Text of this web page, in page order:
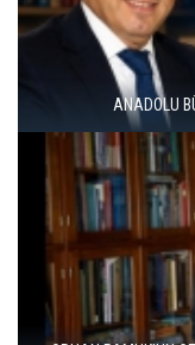
ÜNAL